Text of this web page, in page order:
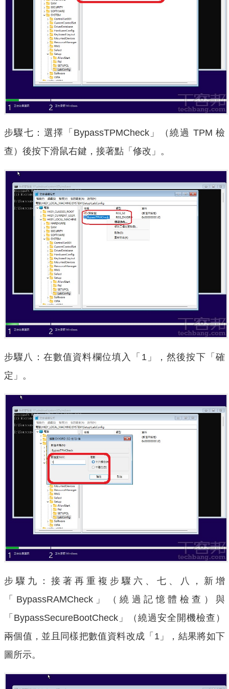
步驟七：選擇「BypassTPMCheck」（繞過 TPM 檢
查）後按下滑鼠右鍵，接著點「修改」。
步驟八：在數值資料欄位填入「1」，然後按下「確
定」。
步驟九：接著再重複步驟六、七、八，新增
「BypassRAMCheck」（繞過記憶體檢查）與
「BypassSecureBootCheck」（繞過安全開機檢查）
兩個值，並且同樣把數值資料改成「1」，結果將如下
圖所示。